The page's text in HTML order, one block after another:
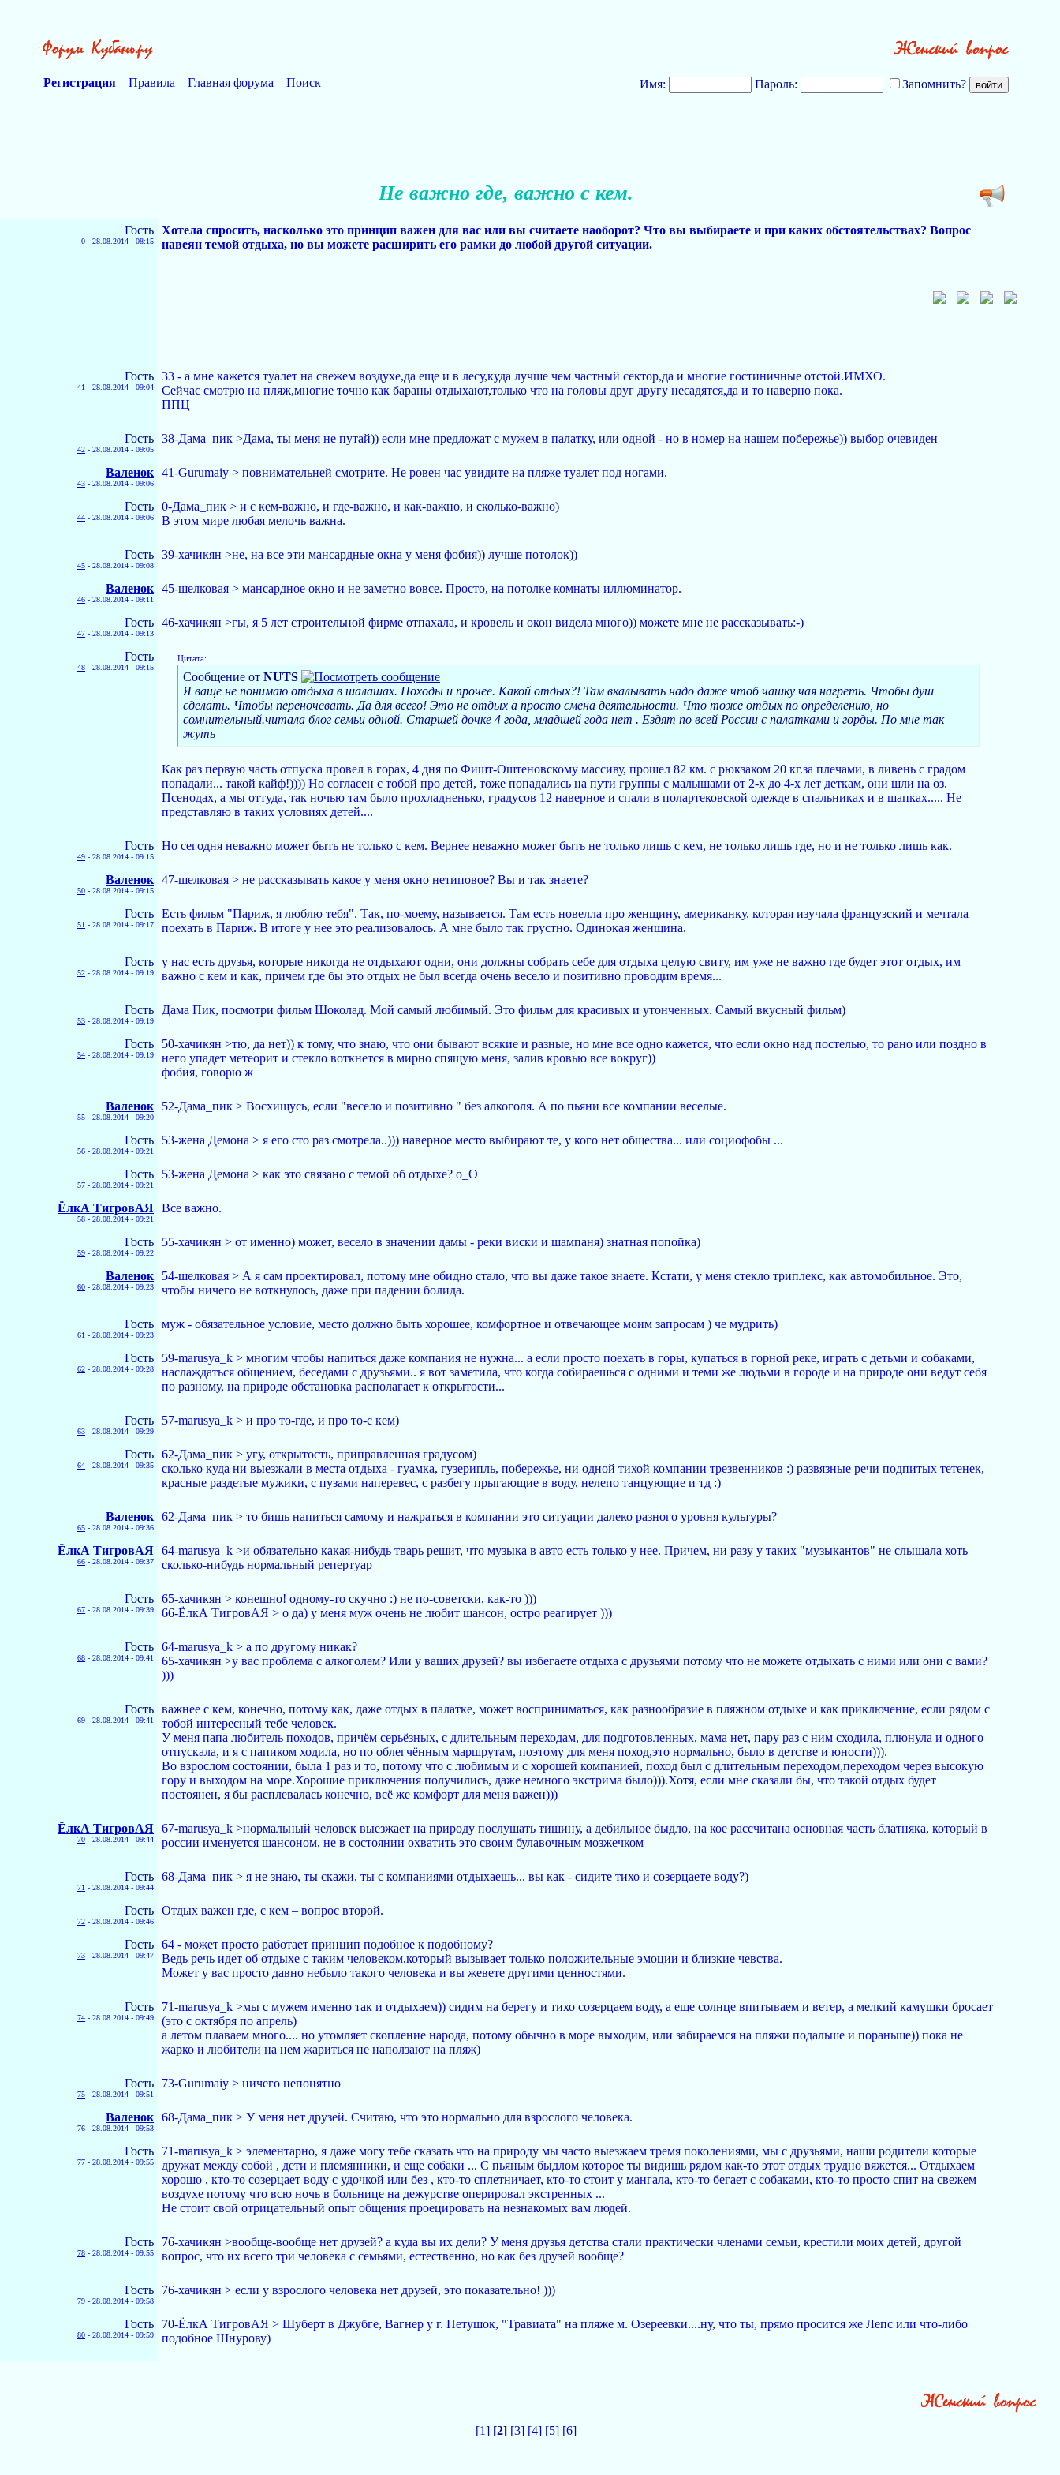
Регистрация Правила Главная форума Поиск Имя: Пароль: Запомнить?
Не важно где, важно с кем.
Гость
0 - 28.08.2014 - 08:15
Хотела спросить, насколько это принцип важен для вас или вы считаете наоборот? Что вы выбираете и при каких обстоятельствах? Вопрос
навеян темой отдыха, но вы можете расширить его рамки до любой другой ситуации.
Гость
41 - 28.08.2014 - 09:04
33 - а мне кажется туалет на свежем воздухе,да еще и в лесу,куда лучше чем частный сектор,да и многие гостиничные отстой.ИМХО.
Сейчас смотрю на пляж,многие точно как бараны отдыхают,только что на головы друг другу несадятся,да и то наверно пока.
ППЦ
Гость
42 - 28.08.2014 - 09:05
38-Дама_пик >Дама, ты меня не путай)) если мне предложат с мужем в палатку, или одной - но в номер на нашем побережье)) выбор очевиден
Валенок
43 - 28.08.2014 - 09:06
41-Gurumaiy > повнимательней смотрите. Не ровен час увидите на пляже туалет под ногами.
Гость
44 - 28.08.2014 - 09:06
0-Дама_пик > и с кем-важно, и где-важно, и как-важно, и сколько-важно)
В этом мире любая мелочь важна.
Гость
45 - 28.08.2014 - 09:08
39-хачикян >не, на все эти мансардные окна у меня фобия)) лучше потолок))
Валенок
46 - 28.08.2014 - 09:11
45-шелковая > мансардное окно и не заметно вовсе. Просто, на потолке комнаты иллюминатор.
Гость
47 - 28.08.2014 - 09:13
46-хачикян >гы, я 5 лет строительной фирме отпахала, и кровель и окон видела много)) можете мне не рассказывать:-)
Гость
48 - 28.08.2014 - 09:15
Цитата:
Сообщение от NUTS
Я ваще не понимаю отдыха в шалашах. Походы и прочее. Какой отдых?! Там вкалывать надо даже чтоб чашку чая нагреть. Чтобы душ
сделать. Чтобы переночевать. Да для всего! Это не отдых а просто смена деятельности. Что тоже отдых по определению, но
сомнительный.читала блог семьи одной. Старшей дочке 4 года, младшей года нет . Ездят по всей России с палатками и горды. По мне так
жуть
Как раз первую часть отпуска провел в горах, 4 дня по Фишт-Оштеновскому массиву, прошел 82 км. с рюкзаком 20 кг.за плечами, в ливень с градом
попадали... такой кайф!)))) Но согласен с тобой про детей, тоже попадались на пути группы с малышами от 2-х до 4-х лет деткам, они шли на оз.
Псенодах, а мы оттуда, так ночью там было прохладненько, градусов 12 наверное и спали в полартековской одежде в спальниках и в шапках..... Не
представляю в таких условиях детей....
Гость
49 - 28.08.2014 - 09:15
Но сегодня неважно может быть не только с кем. Вернее неважно может быть не только лишь с кем, не только лишь где, но и не только лишь как.
Валенок
50 - 28.08.2014 - 09:15
47-шелковая > не рассказывать какое у меня окно нетиповое? Вы и так знаете?
Гость
51 - 28.08.2014 - 09:17
Есть фильм "Париж, я люблю тебя". Так, по-моему, называется. Там есть новелла про женщину, американку, которая изучала французский и мечтала
поехать в Париж. В итоге у нее это реализовалось. А мне было так грустно. Одинокая женщина.
Гость
52 - 28.08.2014 - 09:19
у нас есть друзья, которые никогда не отдыхают одни, они должны собрать себе для отдыха целую свиту, им уже не важно где будет этот отдых, им
важно с кем и как, причем где бы это отдых не был всегда очень весело и позитивно проводим время...
Гость
53 - 28.08.2014 - 09:19
Дама Пик, посмотри фильм Шоколад. Мой самый любимый. Это фильм для красивых и утонченных. Самый вкусный фильм)
Гость
54 - 28.08.2014 - 09:19
50-хачикян >тю, да нет)) к тому, что знаю, что они бывают всякие и разные, но мне все одно кажется, что если окно над постелью, то рано или поздно в
него упадет метеорит и стекло воткнется в мирно спящую меня, залив кровью все вокруг))
фобия, говорю ж
Валенок
55 - 28.08.2014 - 09:20
52-Дама_пик > Восхищусь, если "весело и позитивно " без алкоголя. А по пьяни все компании веселые.
Гость
56 - 28.08.2014 - 09:21
53-жена Демона > я его сто раз смотрела..))) наверное место выбирают те, у кого нет общества... или социофобы ...
Гость
57 - 28.08.2014 - 09:21
53-жена Демона > как это связано с темой об отдыхе? о_О
ЁлкА ТигровАЯ
58 - 28.08.2014 - 09:21
Все важно.
Гость
59 - 28.08.2014 - 09:22
55-хачикян > от именно) может, весело в значении дамы - реки виски и шампаня) знатная попойка)
Валенок
60 - 28.08.2014 - 09:23
54-шелковая > А я сам проектировал, потому мне обидно стало, что вы даже такое знаете. Кстати, у меня стекло триплекс, как автомобильное. Это,
чтобы ничего не воткнулось, даже при падении болида.
Гость
61 - 28.08.2014 - 09:23
муж - обязательное условие, место должно быть хорошее, комфортное и отвечающее моим запросам ) че мудрить)
Гость
62 - 28.08.2014 - 09:28
59-marusya_k > многим чтобы напиться даже компания не нужна... а если просто поехать в горы, купаться в горной реке, играть с детьми и собаками,
наслаждаться общением, беседами с друзьями.. я вот заметила, что когда собираешься с одними и теми же людьми в городе и на природе они ведут себя
по разному, на природе обстановка располагает к открытости...
Гость
63 - 28.08.2014 - 09:29
57-marusya_k > и про то-где, и про то-с кем)
Гость
64 - 28.08.2014 - 09:35
62-Дама_пик > угу, открытость, приправленная градусом)
сколько куда ни выезжали в места отдыха - гуамка, гузерипль, побережье, ни одной тихой компании трезвенников :) развязные речи подпитых тетенек,
красные раздетые мужики, с пузами наперевес, с разбегу прыгающие в воду, нелепо танцующие и тд :)
Валенок
65 - 28.08.2014 - 09:36
62-Дама_пик > то бишь напиться самому и нажраться в компании это ситуации далеко разного уровня культуры?
ЁлкА ТигровАЯ
66 - 28.08.2014 - 09:37
64-marusya_k >и обязательно какая-нибудь тварь решит, что музыка в авто есть только у нее. Причем, ни разу у таких "музыкантов" не слышала хоть
сколько-нибудь нормальный репертуар
Гость
67 - 28.08.2014 - 09:39
65-хачикян > конешно! одному-то скучно :) не по-советски, как-то )))
66-ЁлкА ТигровАЯ > о да) у меня муж очень не любит шансон, остро реагирует )))
Гость
68 - 28.08.2014 - 09:41
64-marusya_k > а по другому никак?
65-хачикян >у вас проблема с алкоголем? Или у ваших друзей? вы избегаете отдыха с друзьями потому что не можете отдыхать с ними или они с вами?
)))
Гость
69 - 28.08.2014 - 09:41
важнее с кем, конечно, потому как, даже отдых в палатке, может восприниматься, как разнообразие в пляжном отдыхе и как приключение, если рядом с
тобой интересный тебе человек.
У меня папа любитель походов, причём серьёзных, с длительным переходам, для подготовленных, мама нет, пару раз с ним сходила, плюнула и одного
отпускала, и я с папиком ходила, но по облегчённым маршрутам, поэтому для меня поход,это нормально, было в детстве и юности))).
Во взрослом состоянии, была 1 раз и то, потому что с любимым и с хорошей компанией, поход был с длительным переходом,переходом через высокую
гору и выходом на море.Хорошие приключения получились, даже немного экстрима было))).Хотя, если мне сказали бы, что такой отдых будет
постоянен, я бы расплевалась конечно, всё же комфорт для меня важен)))
ЁлкА ТигровАЯ
70 - 28.08.2014 - 09:44
67-marusya_k >нормальный человек выезжает на природу послушать тишину, а дебильное быдло, на кое рассчитана основная часть блатняка, который в
россии именуется шансоном, не в состоянии охватить это своим булавочным мозжечком
Гость
71 - 28.08.2014 - 09:44
68-Дама_пик > я не знаю, ты скажи, ты с компаниями отдыхаешь... вы как - сидите тихо и созерцаете воду?)
Гость
72 - 28.08.2014 - 09:46
Отдых важен где, с кем – вопрос второй.
Гость
73 - 28.08.2014 - 09:47
64 - может просто работает принцип подобное к подобному?
Ведь речь идет об отдыхе с таким человеком,который вызывает только положительные эмоции и близкие чевства.
Может у вас просто давно небыло такого человека и вы жевете другими ценностями.
Гость
74 - 28.08.2014 - 09:49
71-marusya_k >мы с мужем именно так и отдыхаем)) сидим на берегу и тихо созерцаем воду, а еще солнце впитываем и ветер, а мелкий камушки бросает
(это с октября по апрель)
а летом плаваем много.... но утомляет скопление народа, потому обычно в море выходим, или забираемся на пляжи подальше и пораньше)) пока не
жарко и любители на нем жариться не наползают на пляж)
Гость
75 - 28.08.2014 - 09:51
73-Gurumaiy > ничего непонятно
Валенок
76 - 28.08.2014 - 09:53
68-Дама_пик > У меня нет друзей. Считаю, что это нормально для взрослого человека.
Гость
77 - 28.08.2014 - 09:55
71-marusya_k > элементарно, я даже могу тебе сказать что на природу мы часто выезжаем тремя поколениями, мы с друзьями, наши родители которые
дружат между собой , дети и племянники, и еще собаки ... С пьяным быдлом которое ты видишь рядом как-то этот отдых трудно вяжется... Отдыхаем
хорошо , кто-то созерцает воду с удочкой или без , кто-то сплетничает, кто-то стоит у мангала, кто-то бегает с собаками, кто-то просто спит на свежем
воздухе потому что всю ночь в больнице на дежурстве оперировал экстренных ...
Не стоит свой отрицательный опыт общения проецировать на незнакомых вам людей.
Гость
78 - 28.08.2014 - 09:55
76-хачикян >вообще-вообще нет друзей? а куда вы их дели? У меня друзья детства стали практически членами семьи, крестили моих детей, другой
вопрос, что их всего три человека с семьями, естественно, но как без друзей вообще?
Гость
79 - 28.08.2014 - 09:58
76-хачикян > если у взрослого человека нет друзей, это показательно! )))
Гость
80 - 28.08.2014 - 09:59
70-ЁлкА ТигровАЯ > Шуберт в Джубге, Вагнер у г. Петушок, "Травиата" на пляже м. Озереевки....ну, что ты, прямо просится же Лепс или что-либо
подобное Шнурову)
[1] [2] [3] [4] [5] [6]